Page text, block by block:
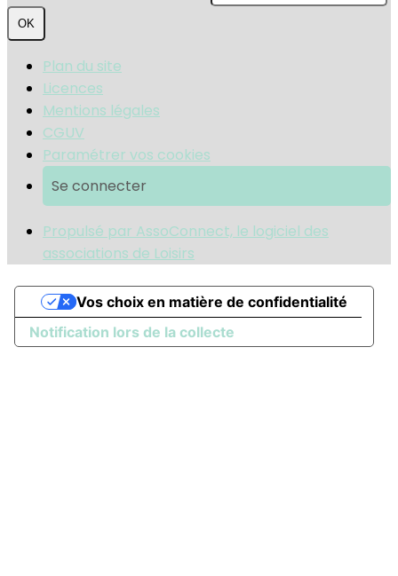
OK
Plan du site
Licences
Mentions légales
CGUV
Paramétrer vos cookies
Se connecter
Propulsé par AssoConnect, le logiciel des
associations de Loisirs
Notification lors de la collecte
Vos choix en matière de confidentialité